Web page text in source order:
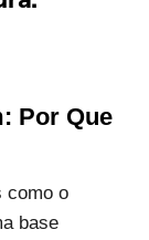
Por Que
como o
base